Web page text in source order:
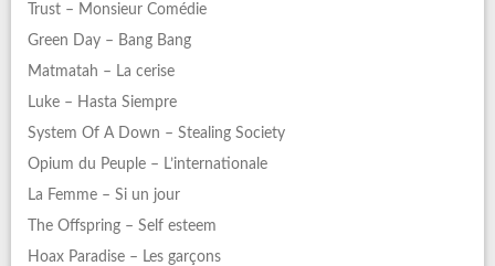
Trust – Monsieur Comédie
Green Day – Bang Bang
Matmatah – La cerise
Luke – Hasta Siempre
System Of A Down – Stealing Society
Opium du Peuple – L’internationale
La Femme – Si un jour
The Offspring – Self esteem
Hoax Paradise – Les garçons